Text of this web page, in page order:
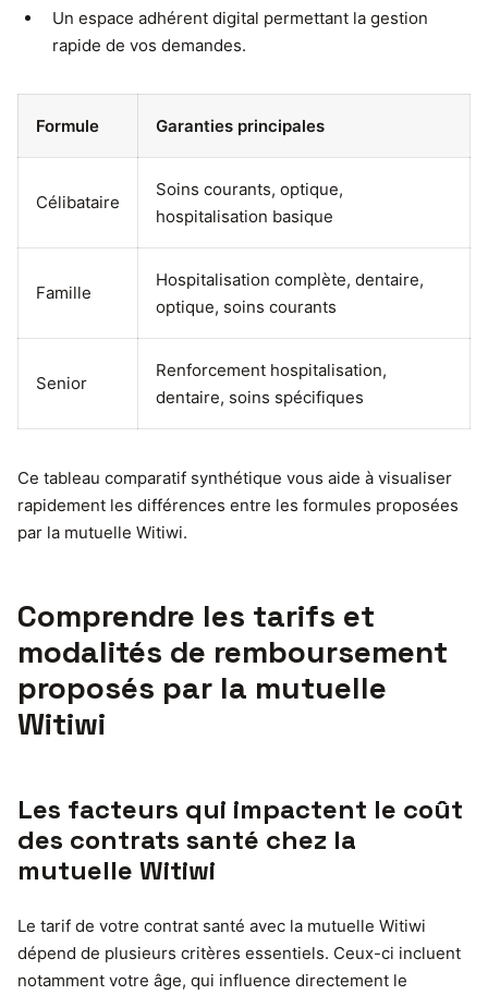
Un espace adhérent digital permettant la gestion
rapide de vos demandes.
Formule Garanties principales
Célibataire
Soins courants, optique,
hospitalisation basique
Famille
Hospitalisation complète, dentaire,
optique, soins courants
Senior
Renforcement hospitalisation,
dentaire, soins spécifiques
Ce tableau comparatif synthétique vous aide à visualiser
rapidement les différences entre les formules proposées
par la mutuelle Witiwi.
Comprendre les tarifs et
modalités de remboursement
proposés par la mutuelle
Witiwi
Les facteurs qui impactent le coût
des contrats santé chez la
mutuelle Witiwi
Le tarif de votre contrat santé avec la mutuelle Witiwi
dépend de plusieurs critères essentiels. Ceux-ci incluent
notamment votre âge, qui influence directement le